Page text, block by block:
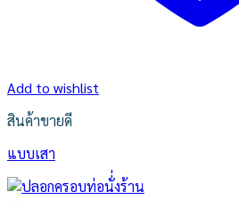
Add to wishlist
สินค้าขายดี
แบบเสา